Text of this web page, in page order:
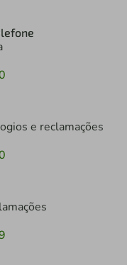
e reclamações